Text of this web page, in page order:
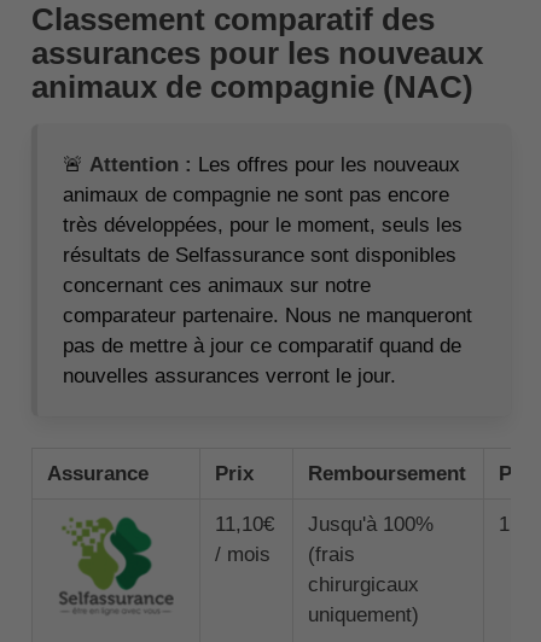
Classement comparatif des
assurances pour les nouveaux
animaux de compagnie (NAC)
🚨 Attention : Les offres pour les nouveaux
animaux de compagnie ne sont pas encore
très développées, pour le moment, seuls les
résultats de Selfassurance sont disponibles
concernant ces animaux sur notre
comparateur partenaire. Nous ne manqueront
pas de mettre à jour ce comparatif quand de
nouvelles assurances verront le jour.
Assurance Prix Remboursement
11,10€
/ mois
Jusqu'à 100%
(frais
chirurgicaux
uniquement)
1